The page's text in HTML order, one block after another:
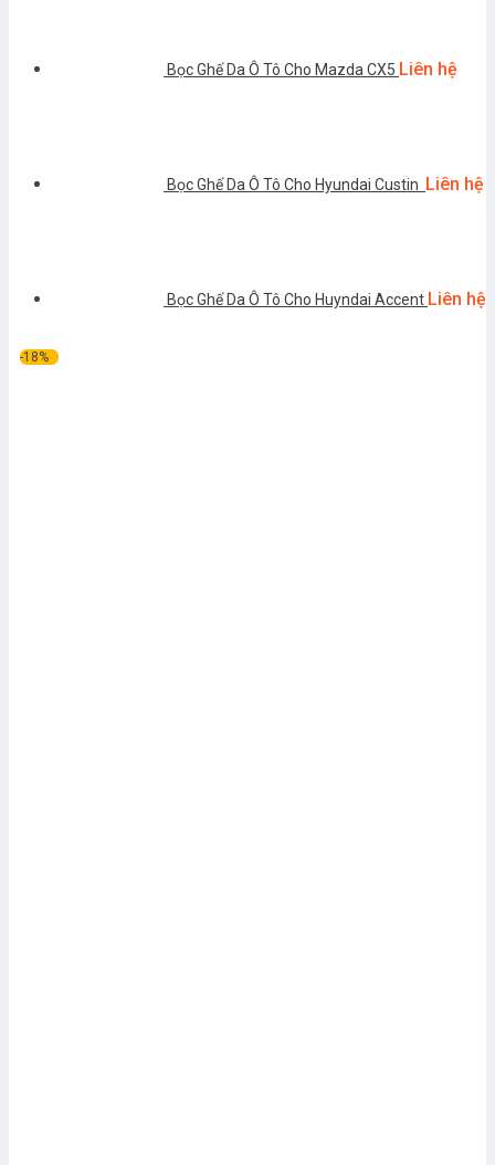
Bọc Ghế Da Ô Tô Cho Mazda CX5 Liên hệ
Bọc Ghế Da Ô Tô Cho Hyundai Custin Liên hệ
Bọc Ghế Da Ô Tô Cho Huyndai Accent Liên hệ
-18%